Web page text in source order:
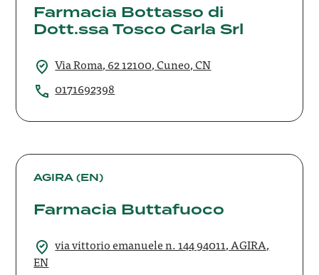
Farmacia Bottasso di
Dott.ssa Tosco Carla Srl
Via Roma, 62 12100, Cuneo, CN
0171692398
Dott.ssa
Tosco
AGIRA (EN)
Farmacia Buttafuoco
via vittorio emanuele n. 144 94011, AGIRA,
EN
Farmacia
Buttafuoco